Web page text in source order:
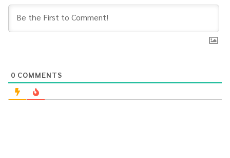
sredstva će se usmjeriti na druge korisnike u skladu sa rang
listom. Svi upiti u vezi sa realizacijom navedenog Javnog
poziva se mogu uputiti na navedenu email adresu, saopćeno je
Article Rating
0 COMMENTS